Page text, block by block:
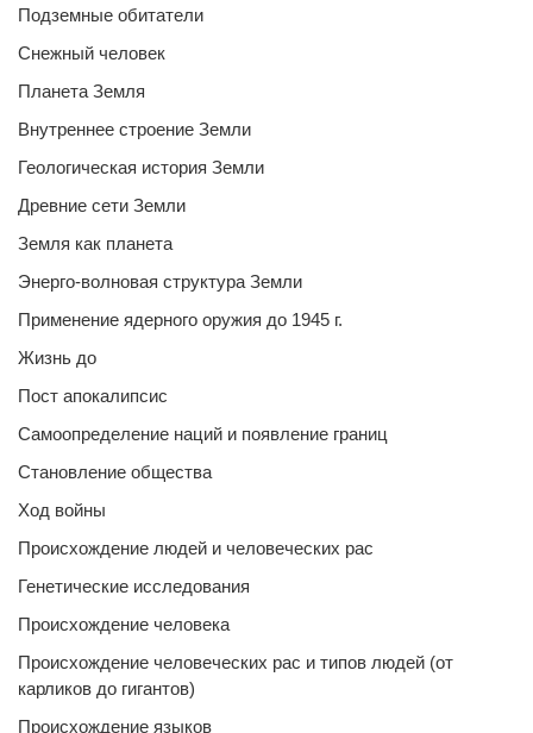
Подземные обитатели
Снежный человек
Планета Земля
Внутреннее строение Земли
Геологическая история Земли
Древние сети Земли
Земля как планета
Энерго-волновая структура Земли
Применение ядерного оружия до 1945 г.
Жизнь до
Пост апокалипсис
Самоопределение наций и появление границ
Становление общества
Ход войны
Происхождение людей и человеческих рас
Генетические исследования
Происхождение человека
Происхождение человеческих рас и типов людей (от
карликов до гигантов)
Происхождение языков